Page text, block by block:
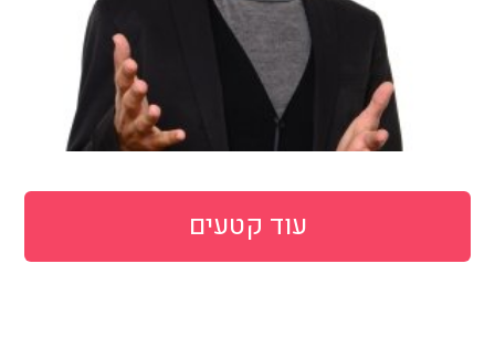
עוד קטעים